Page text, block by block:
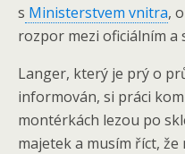
s Ministerstvem vnitra,
rozpor mezi oficiálním
Langer, který je prý o
informován, si práci
montérkách lezou po
majetek a musím říct,